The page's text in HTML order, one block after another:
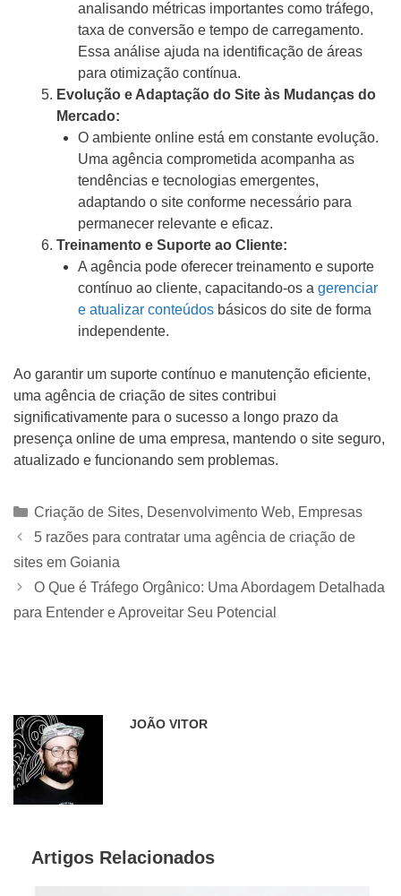
analisando métricas importantes como tráfego,
taxa de conversão e tempo de carregamento.
Essa análise ajuda na identificação de áreas
para otimização contínua.
Evolução e Adaptação do Site às Mudanças do
Mercado:
O ambiente online está em constante evolução.
Uma agência comprometida acompanha as
tendências e tecnologias emergentes,
adaptando o site conforme necessário para
permanecer relevante e eficaz.
Treinamento e Suporte ao Cliente:
A agência pode oferecer treinamento e suporte
contínuo ao cliente, capacitando-os a gerenciar
e atualizar conteúdos básicos do site de forma
independente.
Ao garantir um suporte contínuo e manutenção eficiente,
uma agência de criação de sites contribui
significativamente para o sucesso a longo prazo da
presença online de uma empresa, mantendo o site seguro,
atualizado e funcionando sem problemas.
Categorias
Criação de Sites, Desenvolvimento Web, Empresas
5 razões para contratar uma agência de criação de
sites em Goiania
O Que é Tráfego Orgânico: Uma Abordagem Detalhada
para Entender e Aproveitar Seu Potencial
JOÃO VITOR
Artigos Relacionados